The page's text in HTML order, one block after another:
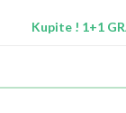
Kupite ! 1+1